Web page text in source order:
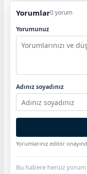
Yorumlar0 yorum
Yorumunuz
Adınız soyadınız
Yorumlarınız editör
Bu habere henüz yorum